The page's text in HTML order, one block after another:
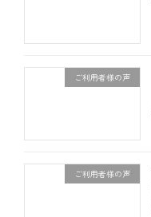
ご利用者様の声
ご利用者様の声